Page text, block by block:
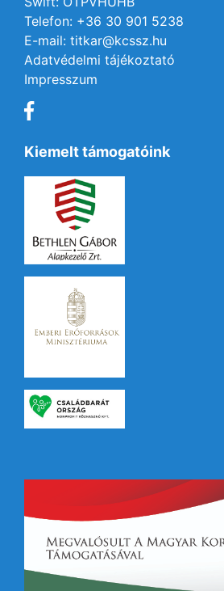
Telefon: +36 30 901 5238
E-mail: titkar@kcssz.hu
Adatvédelmi tájékoztató
Impresszum
Kiemelt támogatóink